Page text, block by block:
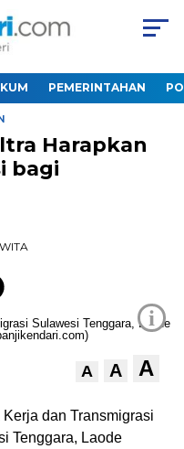
PEMERINTAHAN
Harapkan
bagi
i
A A A
dan Transmigrasi
Tenggara, Laode